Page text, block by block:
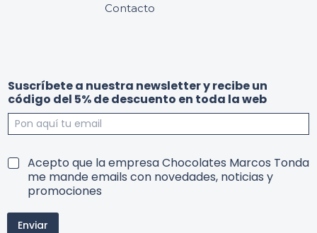
Contacto
Suscríbete a nuestra newsletter y recibe un
código del 5% de descuento en toda la web
%
m
ó
o
T
i
Acepto que la empresa Chocolates Marcos Tonda
me mande emails con novedades, noticias y
promociones
Enviar